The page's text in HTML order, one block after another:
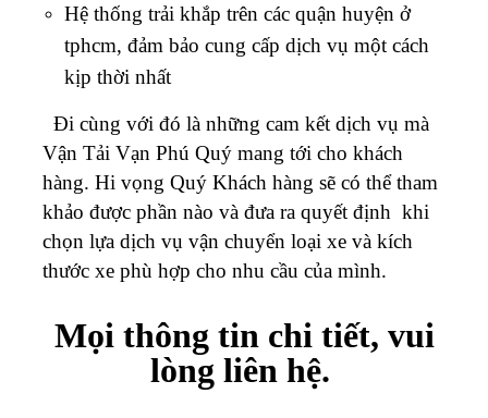
Hệ thống trải khắp trên các quận huyện ở
tphcm, đảm bảo cung cấp dịch vụ một cách
kịp thời nhất
Đi cùng với đó là những cam kết dịch vụ mà
Vận Tải Vạn Phú Quý mang tới cho khách
hàng. Hi vọng Quý Khách hàng sẽ có thể tham
khảo được phần nào và đưa ra quyết định khi
chọn lựa dịch vụ vận chuyển loại xe và kích
thước xe phù hợp cho nhu cầu của mình.
Mọi thông tin chi tiết, vui
lòng liên hệ.